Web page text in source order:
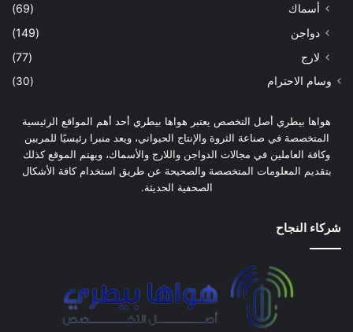
أسماك
(69)
دواجن
(149)
لارج
(77)
وسام الاحترام (30)
هواها بيطري أصل التخصص يعتبر هواها بيطري أحد أهم المواقع الرئيسية
المتخصصة في صناعة الثروة والإنتاج الحيواني، ويعد منبرا رئيسيًا للمربين
وكافة العاملين في مجالات الدواجن واللارج والأسماك، ويهتم الموقع كذلك
بتقديم المعلومات المتخصصة والصحيحة عن طريق استخدام كافة الأشكال
الصحفية الحديثة.
شركاء النجاح